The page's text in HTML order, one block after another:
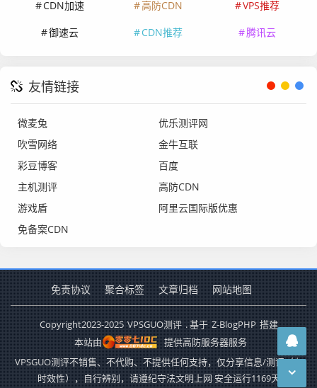
CDN加速
高防CDN
VPS推荐
御速云
CDN推荐 腾讯云
友情链接
微麦兔
优乐测评网
吹雪网络
金牛互联
彩豆博客
百度
主机测评
高防CDN
游戏盾
阿里云国际版优惠
免备案CDN
免责协议 聚合标签 文章归档 网站地图
Copyright2023-2025 VPSGUO测评 . 基于 Z-BlogPHP 搭建
本站由
提供高防服务器服务
VPSGUO测评不销售、不代购、不提供任何支持，仅分享信息/测评（有
时效性），自行辨别，请遵纪守法文明上网 安全运行1169天